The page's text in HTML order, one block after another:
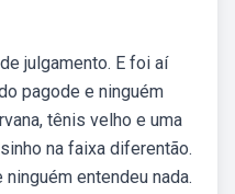
julgamento. E foi aí
pagode e ninguém
tênis velho e uma
na faixa diferentão.
entendeu nada.